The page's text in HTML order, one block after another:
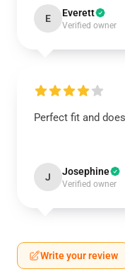
E Everett
Verified owner
Perfect fit and
J Josephine
Verified owner
Write your review